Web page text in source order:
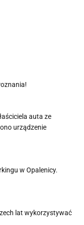
auta ze
urządzenie
w Opalenicy.
lat wykorzystywać